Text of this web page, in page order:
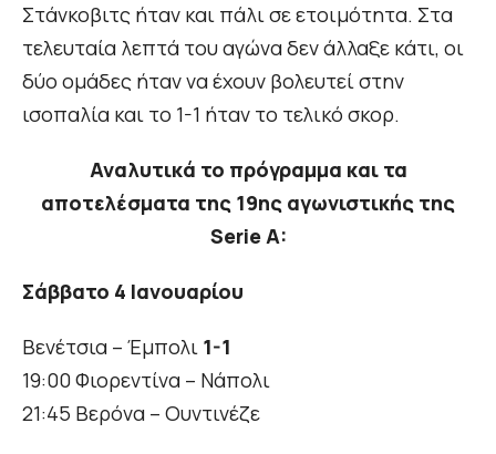
Στάνκοβιτς ήταν και πάλι σε ετοιμότητα. Στα
τελευταία λεπτά του αγώνα δεν άλλαξε κάτι, οι
δύο ομάδες ήταν να έχουν βολευτεί στην
ισοπαλία και το 1-1 ήταν το τελικό σκορ.
Αναλυτικά το πρόγραμμα και τα
αποτελέσματα της 19ης αγωνιστικής της
Serie A:
Σάββατο 4 Ιανουαρίου
Βενέτσια – Έμπολι 1-1
19:00 Φιορεντίνα – Νάπολι
21:45 Βερόνα – Ουντινέζε